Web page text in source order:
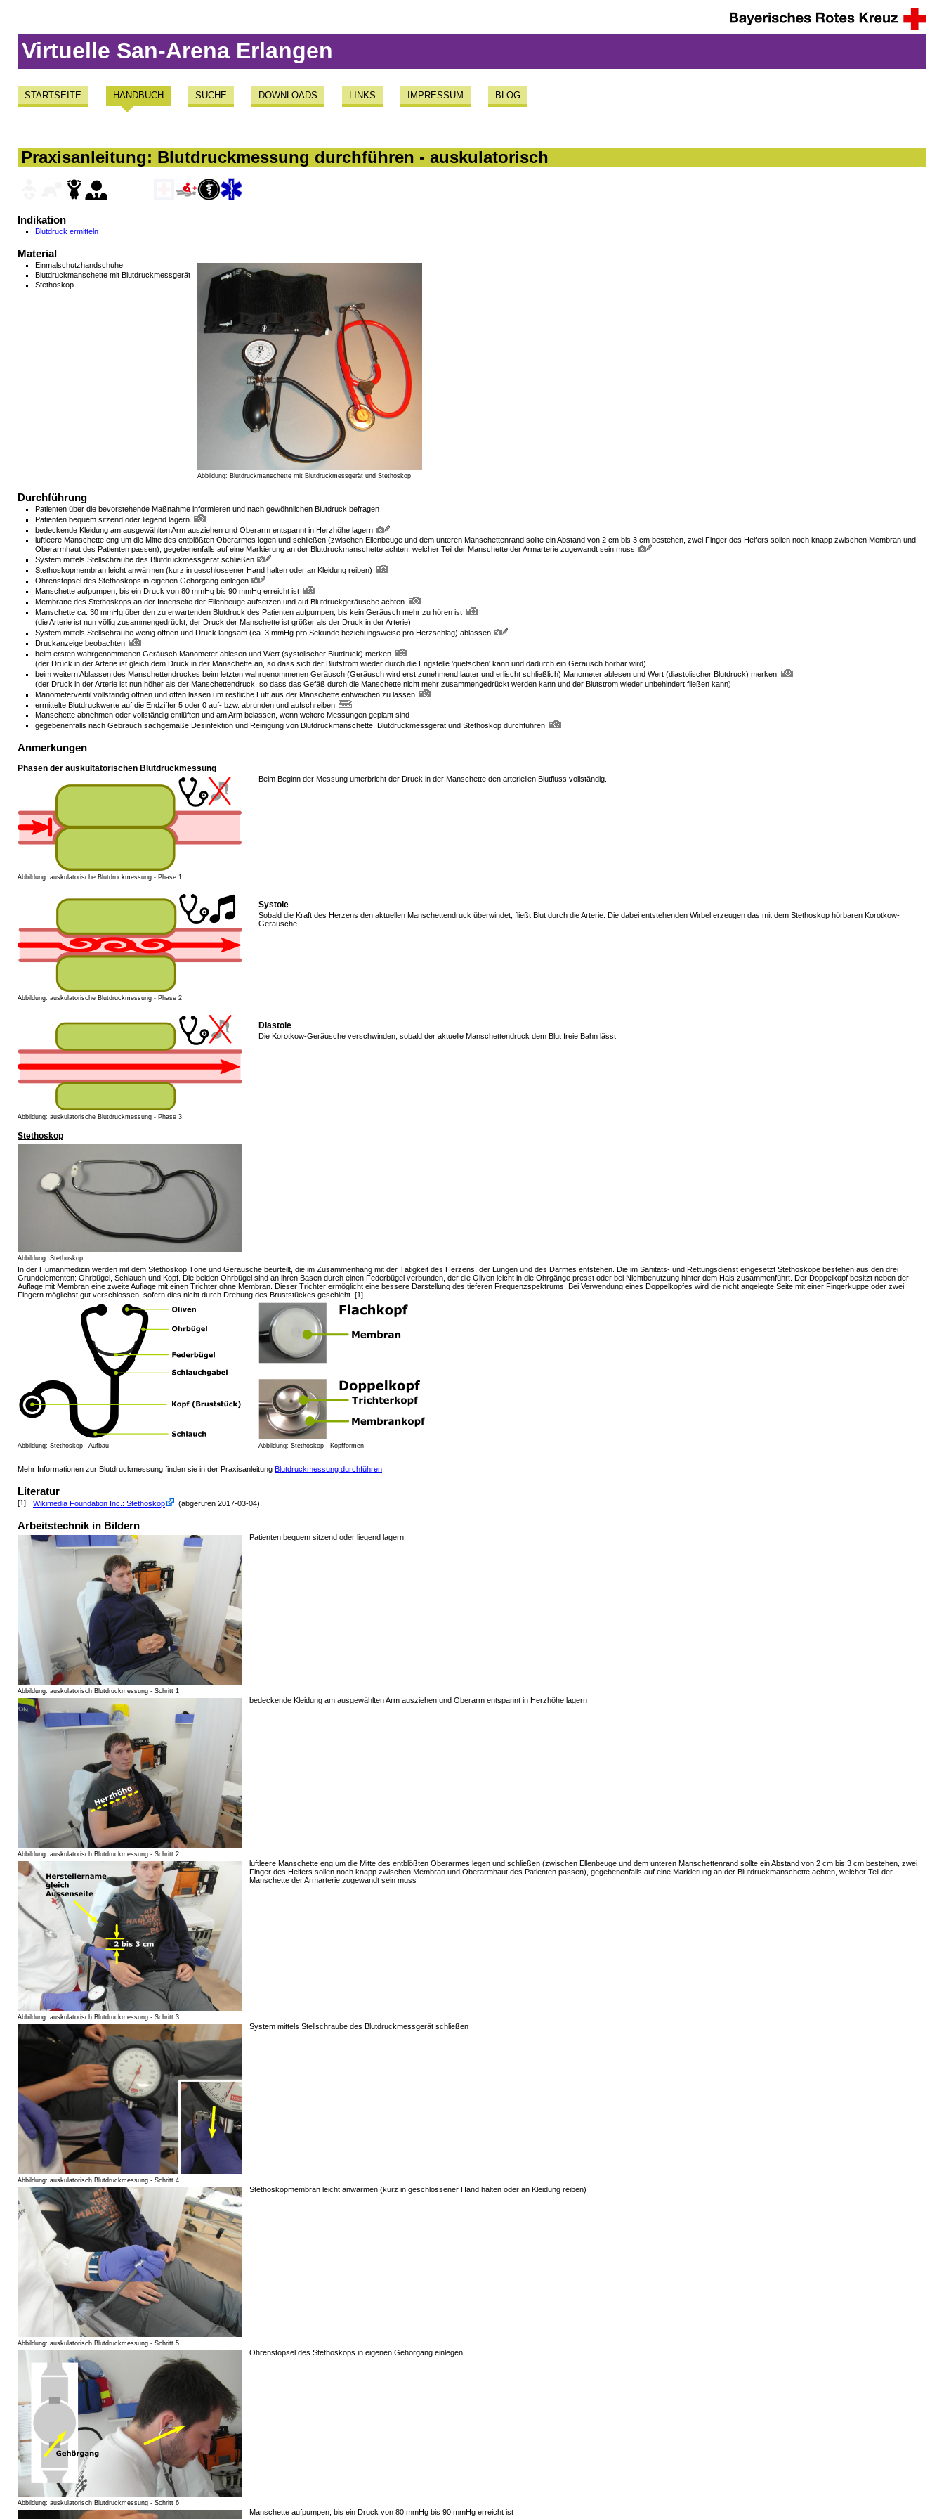
Virtuelle San-Arena Erlangen
STARTSEITE HANDBUCH SUCHE DOWNLOADS LINKS IMPRESSUM BLOG
Praxisanleitung: Blutdruckmessung durchführen - auskulatorisch
Indikation
Blutdruck ermitteln
Material
Einmalschutzhandschuhe
Blutdruckmanschette mit Blutdruckmessgerät
Stethoskop
Abbildung: Blutdruckmanschette mit Blutdruckmessgerät und Stethoskop
Durchführung
Patienten über die bevorstehende Maßnahme informieren und nach gewöhnlichen Blutdruck befragen
Patienten bequem sitzend oder liegend lagern
bedeckende Kleidung am ausgewählten Arm ausziehen und Oberarm entspannt in Herzhöhe lagern
luftleere Manschette eng um die Mitte des entblößten Oberarmes legen und schließen (zwischen Ellenbeuge und dem unteren Manschettenrand sollte ein Abstand von 2 cm bis 3 cm bestehen, zwei Finger des Helfers sollen noch knapp zwischen Membran und
Oberarmhaut des Patienten passen), gegebenenfalls auf eine Markierung an der Blutdruckmanschette achten, welcher Teil der Manschette der Armarterie zugewandt sein muss
System mittels Stellschraube des Blutdruckmessgerät schließen
Stethoskopmembran leicht anwärmen (kurz in geschlossener Hand halten oder an Kleidung reiben)
Ohrenstöpsel des Stethoskops in eigenen Gehörgang einlegen
Manschette aufpumpen, bis ein Druck von 80 mmHg bis 90 mmHg erreicht ist
Membrane des Stethoskops an der Innenseite der Ellenbeuge aufsetzen und auf Blutdruckgeräusche achten
Manschette ca. 30 mmHg über den zu erwartenden Blutdruck des Patienten aufpumpen, bis kein Geräusch mehr zu hören ist
(die Arterie ist nun völlig zusammengedrückt, der Druck der Manschette ist größer als der Druck in der Arterie)
System mittels Stellschraube wenig öffnen und Druck langsam (ca. 3 mmHg pro Sekunde beziehungsweise pro Herzschlag) ablassen
Druckanzeige beobachten
beim ersten wahrgenommenen Geräusch Manometer ablesen und Wert (systolischer Blutdruck) merken
(der Druck in der Arterie ist gleich dem Druck in der Manschette an, so dass sich der Blutstrom wieder durch die Engstelle 'quetschen' kann und dadurch ein Geräusch hörbar wird)
beim weitern Ablassen des Manschettendruckes beim letzten wahrgenommenen Geräusch (Geräusch wird erst zunehmend lauter und erlischt schließlich) Manometer ablesen und Wert (diastolischer Blutdruck) merken
(der Druck in der Arterie ist nun höher als der Manschettendruck, so dass das Gefäß durch die Manschette nicht mehr zusammengedrückt werden kann und der Blutstrom wieder unbehindert fließen kann)
Manometerventil vollständig öffnen und offen lassen um restliche Luft aus der Manschette entweichen zu lassen
ermittelte Blutdruckwerte auf die Endziffer 5 oder 0 auf- bzw. abrunden und aufschreiben
Manschette abnehmen oder vollständig entlüften und am Arm belassen, wenn weitere Messungen geplant sind
gegebenenfalls nach Gebrauch sachgemäße Desinfektion und Reinigung von Blutdruckmanschette, Blutdruckmessgerät und Stethoskop durchführen
Anmerkungen
Phasen der auskultatorischen Blutdruckmessung
Abbildung: auskulatorische Blutdruckmessung - Phase 1
Beim Beginn der Messung unterbricht der Druck in der Manschette den arteriellen Blutfluss vollständig.
Abbildung: auskulatorische Blutdruckmessung - Phase 2
Systole
Sobald die Kraft des Herzens den aktuellen Manschettendruck überwindet, fließt Blut durch die Arterie. Die dabei entstehenden Wirbel erzeugen das mit dem Stethoskop hörbaren Korotkow-
Geräusche.
Abbildung: auskulatorische Blutdruckmessung - Phase 3
Diastole
Die Korotkow-Geräusche verschwinden, sobald der aktuelle Manschettendruck dem Blut freie Bahn lässt.
Stethoskop
Abbildung: Stethoskop
In der Humanmedizin werden mit dem Stethoskop Töne und Geräusche beurteilt, die im Zusammenhang mit der Tätigkeit des Herzens, der Lungen und des Darmes entstehen. Die im Sanitäts- und Rettungsdienst eingesetzt Stethoskope bestehen aus den drei
Grundelementen: Ohrbügel, Schlauch und Kopf. Die beiden Ohrbügel sind an ihren Basen durch einen Federbügel verbunden, der die Oliven leicht in die Ohrgänge presst oder bei Nichtbenutzung hinter dem Hals zusammenführt. Der Doppelkopf besitzt neben der
Auflage mit Membran eine zweite Auflage mit einen Trichter ohne Membran. Dieser Trichter ermöglicht eine bessere Darstellung des tieferen Frequenzspektrums. Bei Verwendung eines Doppelkopfes wird die nicht angelegte Seite mit einer Fingerkuppe oder zwei
Fingern möglichst gut verschlossen, sofern dies nicht durch Drehung des Bruststückes geschieht. [1]
Abbildung: Stethoskop - Aufbau Abbildung: Stethoskop - Kopfformen
Mehr Informationen zur Blutdruckmessung finden sie in der Praxisanleitung Blutdruckmessung durchführen
Literatur
[1] Wikimedia Foundation Inc.: Stethoskop (abgerufen 2017-03-04)
Arbeitstechnik in Bildern
Abbildung: auskulatorisch Blutdruckmessung - Schritt 1
Patienten bequem sitzend oder liegend lagern
Abbildung: auskulatorisch Blutdruckmessung - Schritt 2
bedeckende Kleidung am ausgewählten Arm ausziehen und Oberarm entspannt in Herzhöhe lagern
Abbildung: auskulatorisch Blutdruckmessung - Schritt 3
luftleere Manschette eng um die Mitte des entblößten Oberarmes legen und schließen (zwischen Ellenbeuge und dem unteren Manschettenrand sollte ein Abstand von 2 cm bis 3 cm bestehen, zwei
Finger des Helfers sollen noch knapp zwischen Membran und Oberarmhaut des Patienten passen), gegebenenfalls auf eine Markierung an der Blutdruckmanschette achten, welcher Teil der
Manschette der Armarterie zugewandt sein muss
Abbildung: auskulatorisch Blutdruckmessung - Schritt 4
System mittels Stellschraube des Blutdruckmessgerät schließen
Abbildung: auskulatorisch Blutdruckmessung - Schritt 5
Stethoskopmembran leicht anwärmen (kurz in geschlossener Hand halten oder an Kleidung reiben)
Abbildung: auskulatorisch Blutdruckmessung - Schritt 6
Ohrenstöpsel des Stethoskops in eigenen Gehörgang einlegen
Manschette aufpumpen, bis ein Druck von 80 mmHg bis 90 mmHg erreicht ist